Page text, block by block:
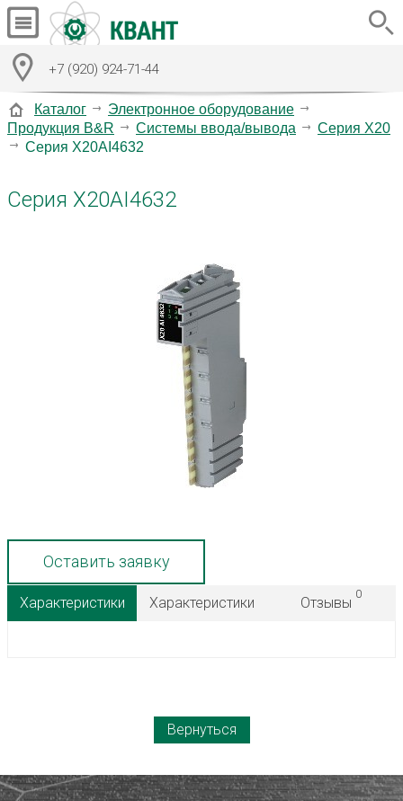
+7 (920) 924-71-44
Каталог
Электронное оборудование
Продукция B&R
Системы ввода/вывода
Серия X20
Серия X20AI4632
Серия X20AI4632
Оставить заявку
Характеристики Характеристики Отзывы
0
Вернуться